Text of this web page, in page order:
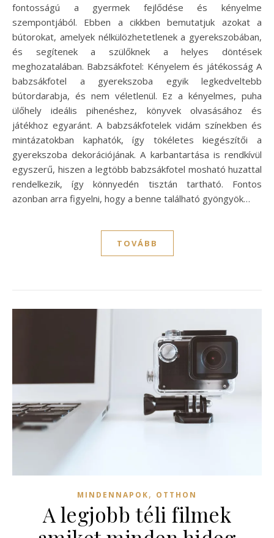
fontosságú a gyermek fejlődése és kényelme
szempontjából. Ebben a cikkben bemutatjuk azokat a
bútorokat, amelyek nélkülözhetetlenek a gyerekszobában,
és segítenek a szülőknek a helyes döntések
meghozatalában. Babzsákfotel: Kényelem és játékosság A
babzsákfotel a gyerekszoba egyik legkedveltebb
bútordarabja, és nem véletlenül. Ez a kényelmes, puha
ülőhely ideális pihenéshez, könyvek olvasásához és
játékhoz egyaránt. A babzsákfotelek vidám színekben és
mintázatokban kaphatók, így tökéletes kiegészítői a
gyerekszoba dekorációjának. A karbantartása is rendkívül
egyszerű, hiszen a legtöbb babzsákfotel mosható huzattal
rendelkezik, így könnyedén tisztán tartható. Fontos
azonban arra figyelni, hogy a benne található gyöngyök…
TOVÁBB
MINDENNAPOK, OTTHON
A legjobb téli filmek